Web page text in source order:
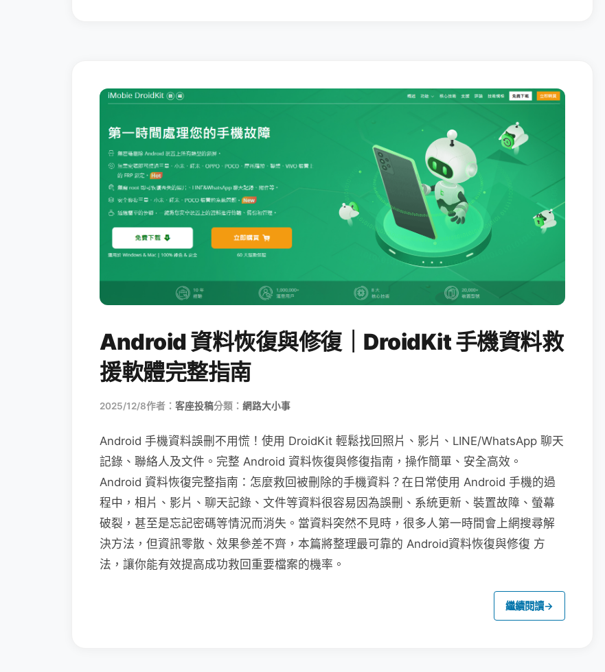
Android 資料恢復與修復｜DroidKit 手機資料救
援軟體完整指南
2025/12/8作者： 客座投稿分類： 網路大小事
Android 手機資料誤刪不用慌！使用 DroidKit 輕鬆找回照片、影片、LINE/WhatsApp 聊天
記錄、聯絡人及文件。完整 Android 資料恢復與修復指南，操作簡單、安全高效。
Android 資料恢復完整指南：怎麼救回被刪除的手機資料？在日常使用 Android 手機的過
程中，相片、影片、聊天記錄、文件等資料很容易因為誤刪、系統更新、裝置故障、螢幕
破裂，甚至是忘記密碼等情況而消失。當資料突然不見時，很多人第一時間會上網搜尋解
決方法，但資訊零散、效果參差不齊，本篇將整理最可靠的 Android資料恢復與修復 方
法，讓你能有效提高成功救回重要檔案的機率。
繼續閱讀→